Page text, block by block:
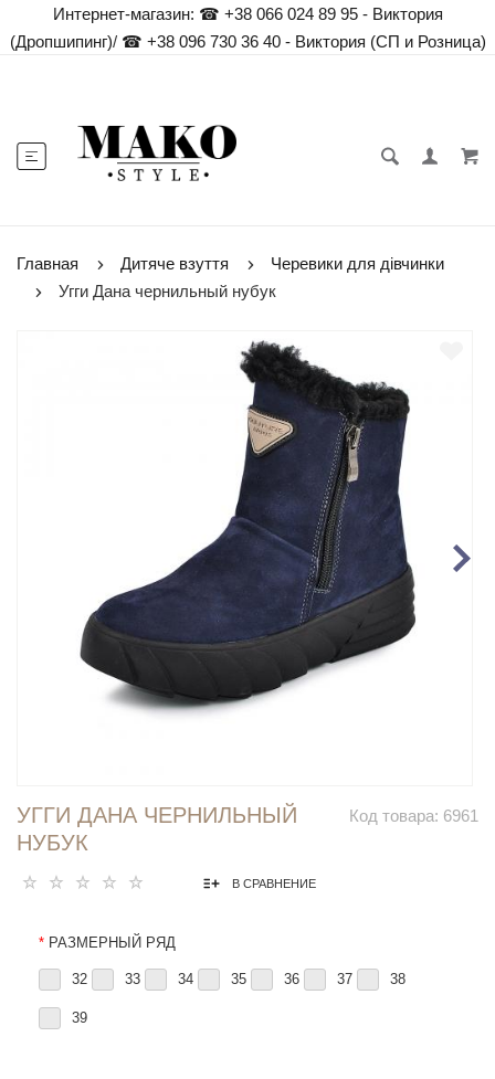
Интернет-магазин: ☎ +38 066 024 89 95 - Виктория
(Дропшипинг)/☎ +38 096 730 36 40 - Виктория (СП и Розница)
Главная Дитяче взуття
Черевики для дівчинки
Угги Дана чернильный нубук
Код товара: 6961
УГГИ ДАНА ЧЕРНИЛЬНЫЙ
НУБУК
В СРАВНЕНИЕ
* РАЗМЕРНЫЙ РЯД
32 33 34 35 36 37 38
39